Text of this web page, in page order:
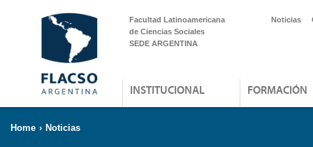
Facultad Latinoamericana
de Ciencias Sociales
SEDE ARGENTINA
Noticias
INSTITUCIONAL FORMACIÓN
Home › Noticias